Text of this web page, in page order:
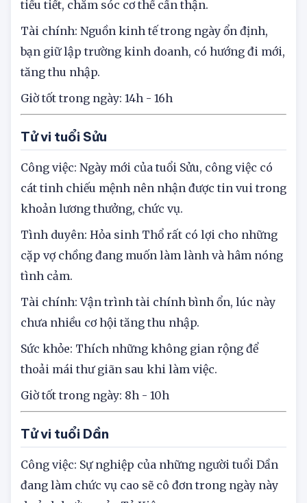
Sức khỏe: Bản mệnh bạn đang quan tâm từng
tiểu tiết, chăm sóc cơ thể cẩn thận.
Tài chính: Nguồn kinh tế trong ngày ổn định,
bạn giữ lập trường kinh doanh, có hướng đi mới,
tăng thu nhập.
Giờ tốt trong ngày: 14h - 16h
Tử vi tuổi Sửu
Công việc: Ngày mới của tuổi Sửu, công việc có
cát tinh chiếu mệnh nên nhận được tin vui trong
khoản lương thưởng, chức vụ.
Tình duyên: Hỏa sinh Thổ rất có lợi cho những
cặp vợ chồng đang muốn làm lành và hâm nóng
tình cảm.
Tài chính: Vận trình tài chính bình ổn, lúc này
chưa nhiều cơ hội tăng thu nhập.
Sức khỏe: Thích những không gian rộng để
thoải mái thư giãn sau khi làm việc.
Giờ tốt trong ngày: 8h - 10h
Tử vi tuổi Dần
Công việc: Sự nghiệp của những người tuổi Dần